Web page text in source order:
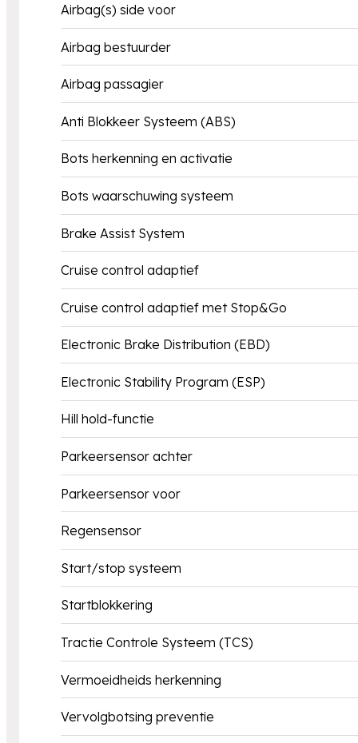
Airbag(s) side voor
Airbag bestuurder
Airbag passagier
Anti Blokkeer Systeem (ABS)
Bots herkenning en activatie
Bots waarschuwing systeem
Brake Assist System
Cruise control adaptief
Cruise control adaptief met Stop&Go
Electronic Brake Distribution (EBD)
Electronic Stability Program (ESP)
Hill hold-functie
Parkeersensor achter
Parkeersensor voor
Regensensor
Start/stop systeem
Startblokkering
Tractie Controle Systeem (TCS)
Vermoeidheids herkenning
Vervolgbotsing preventie